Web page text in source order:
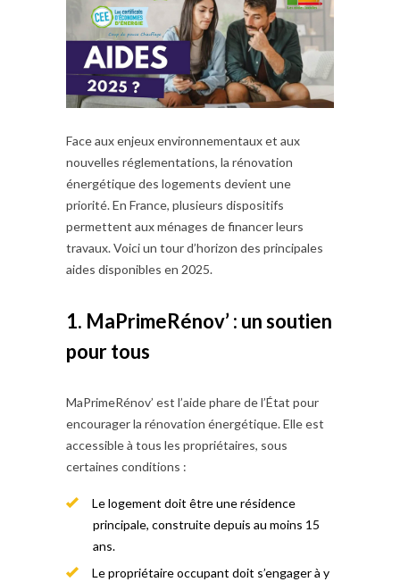
Face aux enjeux environnementaux et aux
nouvelles réglementations, la rénovation
énergétique des logements devient une
priorité. En France, plusieurs dispositifs
permettent aux ménages de financer leurs
travaux. Voici un tour d’horizon des principales
aides disponibles en 2025.
1. MaPrimeRénov’ : un soutien
pour tous
MaPrimeRénov’ est l’aide phare de l’État pour
encourager la rénovation énergétique. Elle est
accessible à tous les propriétaires, sous
certaines conditions :
Le logement doit être une résidence
principale, construite depuis au moins 15
ans.
Le propriétaire occupant doit s’engager à y